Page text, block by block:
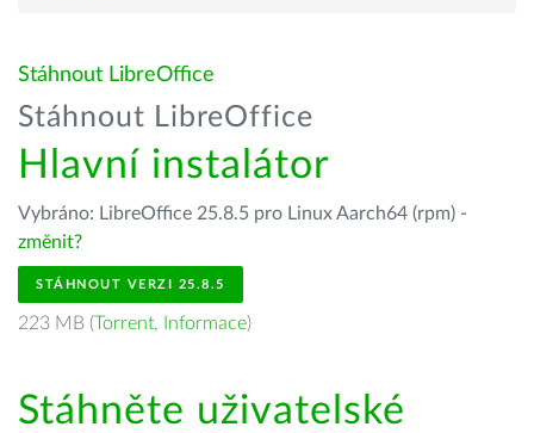
Stáhnout LibreOffice
Stáhnout LibreOffice
Hlavní instalátor
Vybráno: LibreOffice 25.8.5 pro Linux Aarch64 (rpm) -
změnit?
STÁHNOUT VERZI 25.8.5
223 MB (Torrent, Informace)
Stáhněte uživatelské